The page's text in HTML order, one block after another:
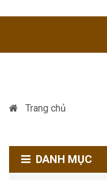
Trang chủ
DANH MỤC